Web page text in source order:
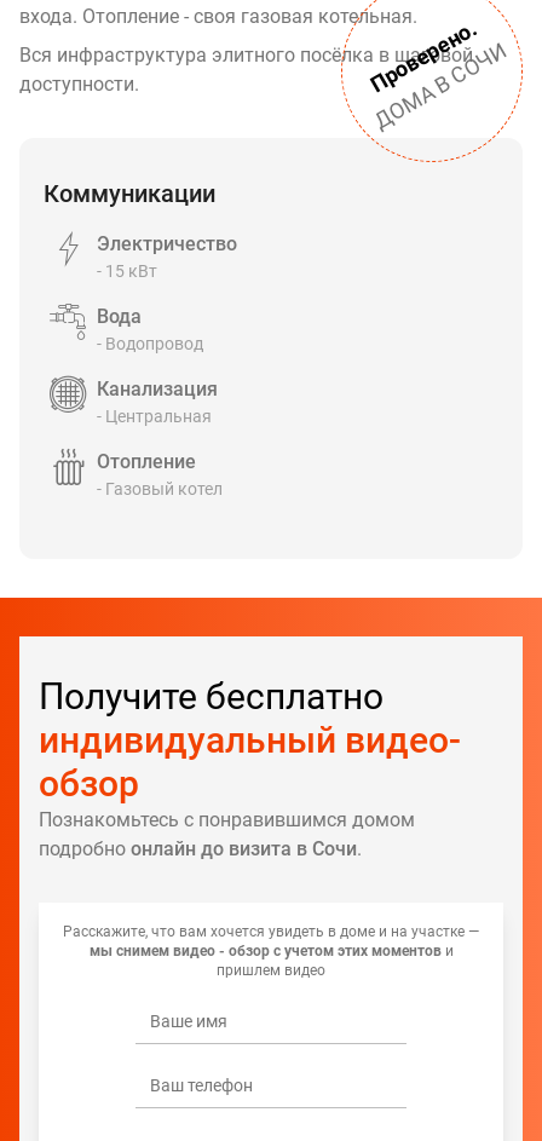
входа. Отопление - своя газовая котельная.
Вся инфраструктура элитного посёлка в шаговой
доступности.
Проверено.
ДОМА В СОЧИ
Коммуникации
Электричество
- 15 кВт
Вода
- Водопровод
Канализация
- Центральная
Отопление
- Газовый котел
Получите бесплатно
индивидуальный видео-
обзор
Познакомьтесь с понравившимся домом
подробно онлайн до визита в Сочи.
Расскажите, что вам хочется увидеть в доме и на участке —
мы снимем видео - обзор с учетом этих моментови
пришлем видео